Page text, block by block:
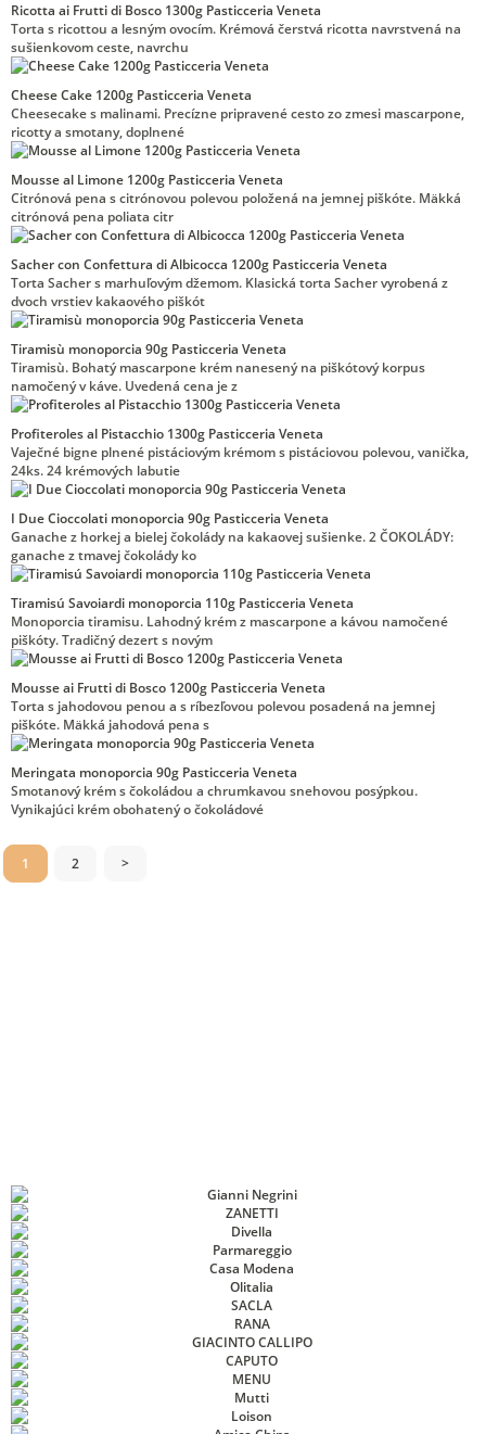
Ricotta ai Frutti di Bosco 1300g Pasticceria Veneta
Torta s ricottou a lesným ovocím. Krémová čerstvá ricotta navrstvená na
sušienkovom ceste, navrchu
Cheese Cake 1200g Pasticceria Veneta
Cheesecake s malinami. Precízne pripravené cesto zo zmesi mascarpone,
ricotty a smotany, doplnené
Mousse al Limone 1200g Pasticceria Veneta
Citrónová pena s citrónovou polevou položená na jemnej piškóte. Mäkká
citrónová pena poliata citr
Sacher con Confettura di Albicocca 1200g Pasticceria Veneta
Torta Sacher s marhuľovým džemom. Klasická torta Sacher vyrobená z
dvoch vrstiev kakaového piškót
Tiramisù monoporcia 90g Pasticceria Veneta
Tiramisù. Bohatý mascarpone krém nanesený na piškótový korpus
namočený v káve. Uvedená cena je z
Profiteroles al Pistacchio 1300g Pasticceria Veneta
Vaječné bigne plnené pistáciovým krémom s pistáciovou polevou, vanička,
24ks. 24 krémových labutie
I Due Cioccolati monoporcia 90g Pasticceria Veneta
Ganache z horkej a bielej čokolády na kakaovej sušienke. 2 ČOKOLÁDY:
ganache z tmavej čokolády ko
Tiramisú Savoiardi monoporcia 110g Pasticceria Veneta
Monoporcia tiramisu. Lahodný krém z mascarpone a kávou namočené
piškóty. Tradičný dezert s novým
Mousse ai Frutti di Bosco 1200g Pasticceria Veneta
Torta s jahodovou penou a s ríbezľovou polevou posadená na jemnej
piškóte. Mäkká jahodová pena s
Meringata monoporcia 90g Pasticceria Veneta
Smotanový krém s čokoládou a chrumkavou snehovou posýpkou.
Vynikajúci krém obohatený o čokoládové
1 2 >